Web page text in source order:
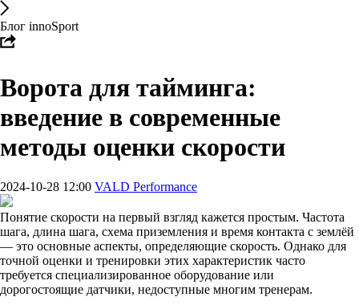
Блог innoSport
Ворота для тайминга:
введение в современные
методы оценки скорости
2024-10-28 12:00 VALD Performance
Понятие скорости на первый взгляд кажется простым. Частота
шага, длина шага, схема приземления и время контакта с землёй
— это основные аспекты, определяющие скорость. Однако для
точной оценки и тренировки этих характеристик часто
требуется специализированное оборудование или
дорогостоящие датчики, недоступные многим тренерам.